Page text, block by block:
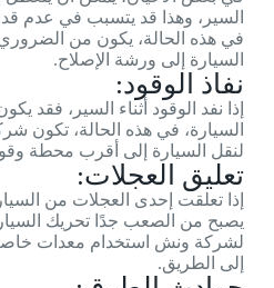
السير، وهذا قد يتسبب في عدم
في هذه الحالة، يكون من
السيارة إلى ورشة الإصلاح.
نفاذ الوقود:
إذا نفد الوقود أثناء السير، فقد
السيارة، في هذه الحالة، تكون
لنقل السيارة إلى أقرب محطة
تعليق العجلات:
إذا تعلقت إحدى العجلات من
يصبح من الصعب جدًا تحريك
لشركة ونش استخدام معدات
إلى الطريق.